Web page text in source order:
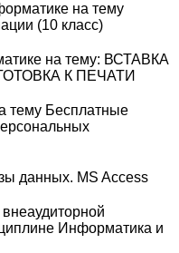
на тему
(10 класс)
на тему: ВСТАВКА
К ПЕЧАТИ
тему Бесплатные
данных. MS Access
Информатика и